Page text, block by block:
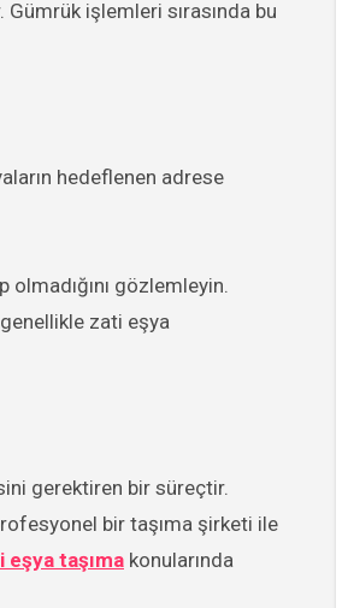
işlemleri sırasında bu
hedeflenen adrese
olmadığını gözlemleyin.
zati eşya
gerektiren bir süreçtir.
bir taşıma şirketi ile
eşya taşıma konularında